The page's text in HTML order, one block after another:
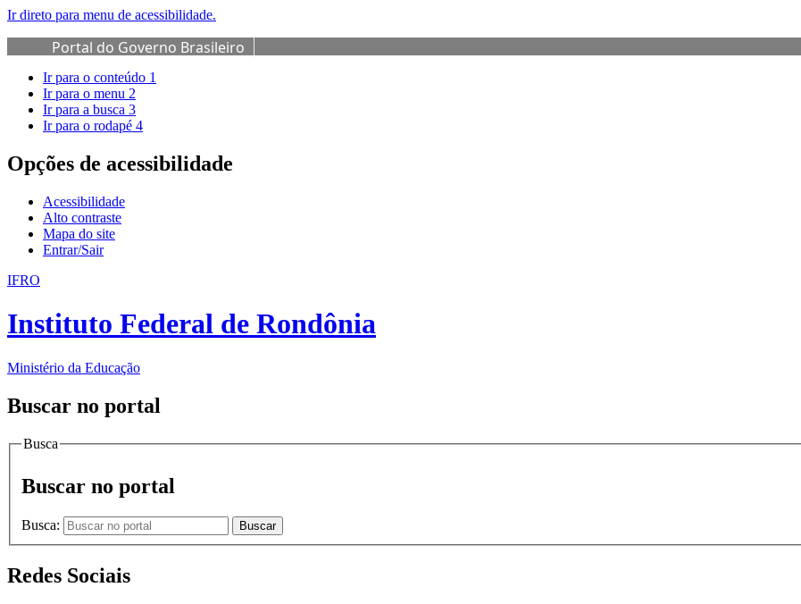
Ir direto para menu de acessibilidade.
Portal do Governo Brasileiro
Ir para o conteúdo 1
Ir para o menu 2
Ir para a busca 3
Ir para o rodapé 4
Opções de acessibilidade
Acessibilidade
Alto contraste
Mapa do site
Entrar/Sair
IFRO
Instituto Federal de Rondônia
Ministério da Educação
Buscar no portal
Busca
Buscar no portal
Busca: Buscar
Redes Sociais